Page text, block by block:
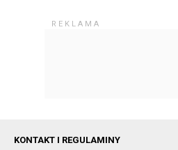
KONTAKT I REGULAMINY